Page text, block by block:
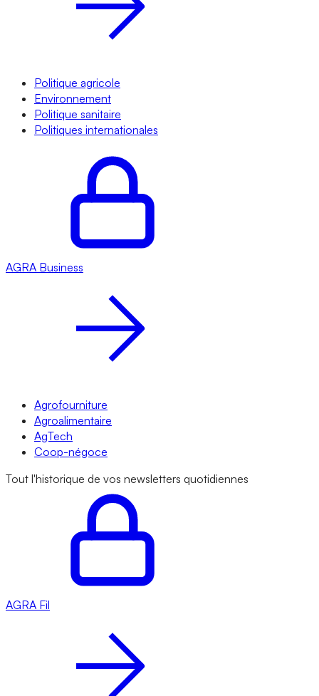
Politique agricole
Environnement
Politique sanitaire
Politiques internationales
AGRA Business
Agrofourniture
Agroalimentaire
AgTech
Coop-négoce
Tout l'historique de vos newsletters quotidiennes
AGRA Fil